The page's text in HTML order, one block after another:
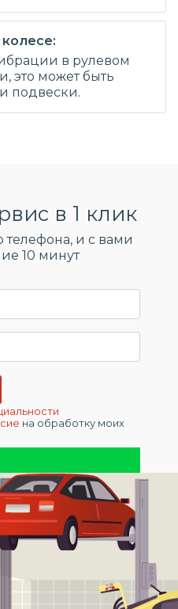
в рулевом
это может быть
подвески.
в 1 клик
телефона, и c вами
10 минут
на обработку моих